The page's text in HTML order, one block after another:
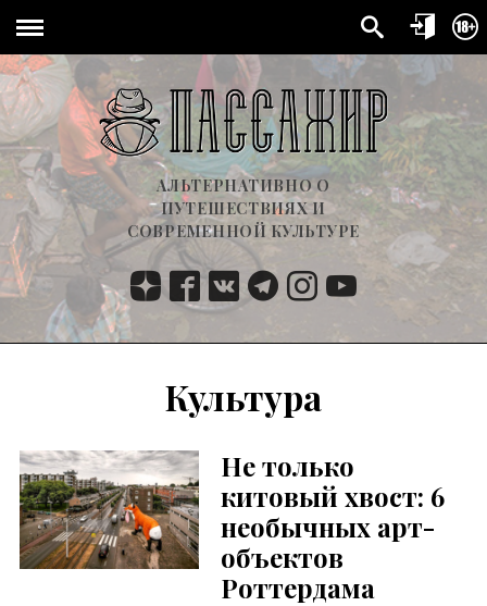
АЛЬТЕРНАТИВНО О
ПУТЕШЕСТВИЯХ И
СОВРЕМЕННОЙ КУЛЬТУРЕ
Культура
Не только
китовый хвост: 6
необычных арт-
объектов
Роттердама